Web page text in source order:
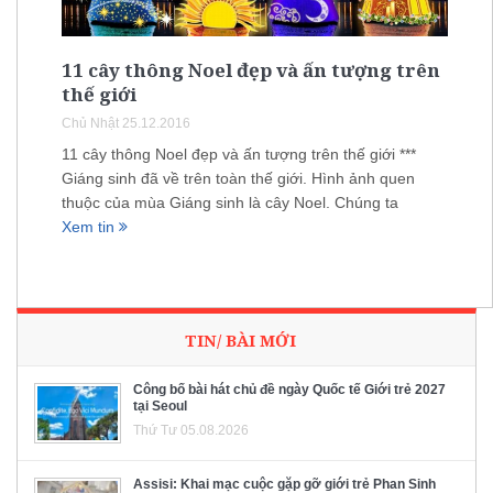
11 cây thông Noel đẹp và ấn tượng trên
thế giới
Chủ Nhật 25.12.2016
11 cây thông Noel đẹp và ấn tượng trên thế giới ***
Giáng sinh đã về trên toàn thế giới. Hình ảnh quen
thuộc của mùa Giáng sinh là cây Noel. Chúng ta
Xem tin
TIN/ BÀI MỚI
Công bố bài hát chủ đề ngày Quốc tế Giới trẻ 2027
tại Seoul
Thứ Tư 05.08.2026
Assisi: Khai mạc cuộc gặp gỡ giới trẻ Phan Sinh